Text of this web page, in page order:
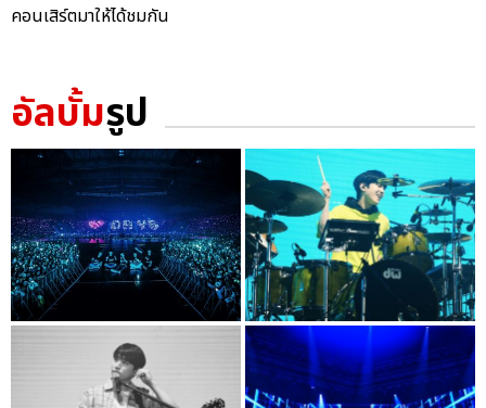
คอนเสิร์ตมาให้ได้ชมกัน
อัลบั้มรูป